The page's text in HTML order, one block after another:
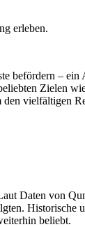
erleben.
– ein
Zielen
vielfältigen
Daten von
Historische
beliebt.